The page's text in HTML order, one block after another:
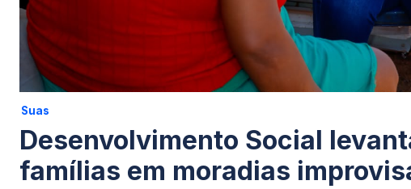
Suas
Desenvolvimento Social
famílias em moradias